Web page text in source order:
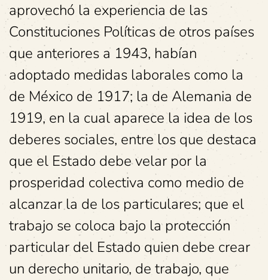
aprovechó la experiencia de las
Constituciones Políticas de otros países
que anteriores a 1943, habían
adoptado medidas laborales como la
de México de 1917; la de Alemania de
1919, en la cual aparece la idea de los
deberes sociales, entre los que destaca
que el Estado debe velar por la
prosperidad colectiva como medio de
alcanzar la de los particulares; que el
trabajo se coloca bajo la protección
particular del Estado quien debe crear
un derecho unitario, de trabajo, que